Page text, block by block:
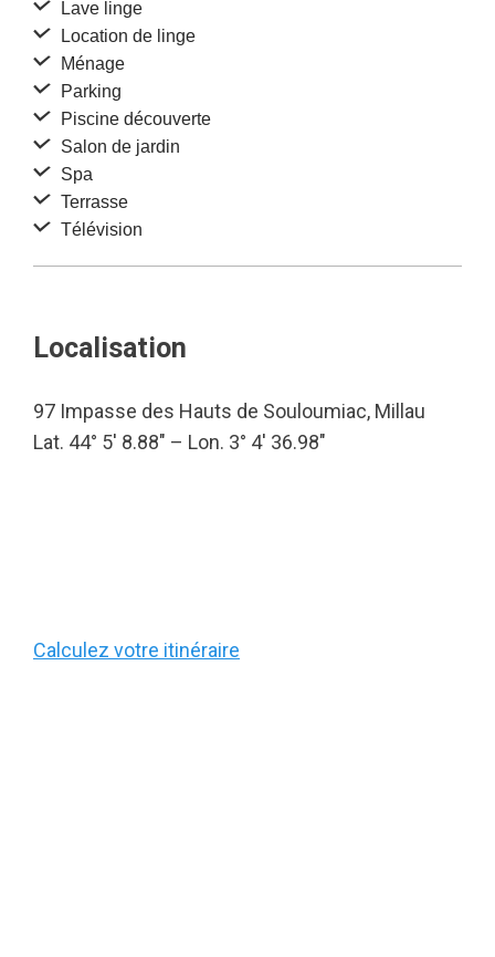
Lave linge
Location de linge
Ménage
Parking
Piscine découverte
Salon de jardin
Spa
Terrasse
Télévision
Localisation
97 Impasse des Hauts de Souloumiac, Millau
Lat. 44° 5′ 8.88″ – Lon. 3° 4′ 36.98″
Calculez votre itinéraire